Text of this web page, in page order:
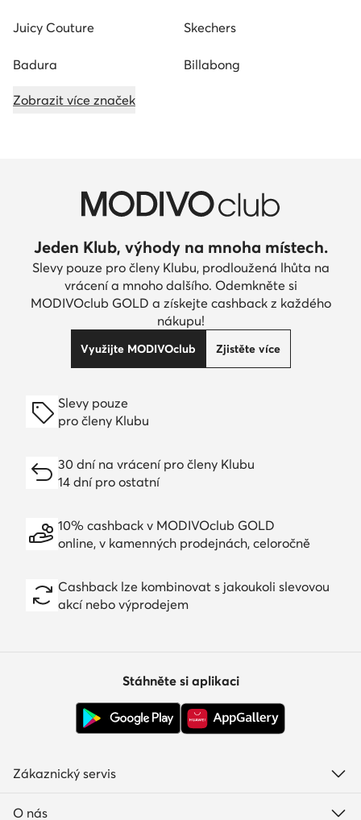
Juicy Couture Skechers
Badura Billabong
Zobrazit více značek
Jeden Klub, výhody na mnoha místech.
Slevy pouze pro členy Klubu, prodloužená lhůta na
vrácení a mnoho dalšího. Odemkněte si
MODIVOclub GOLD a získejte cashback z každého
nákupu!
Využijte MODIVOclub Zjistěte více
Slevy pouze
pro členy Klubu
30 dní na vrácení pro členy Klubu
14 dní pro ostatní
10% cashback v MODIVOclub GOLD
online, v kamenných prodejnách, celoročně
Cashback lze kombinovat s jakoukoli slevovou
akcí nebo výprodejem
Stáhněte si aplikaci
Zákaznický servis
O nás